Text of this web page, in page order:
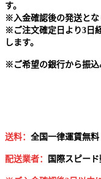
す。
※ 入金確認後の発送とな
※ ご注文確定日より3日
します。
※ ご希望の銀行から振込
送料： 全国一律運賃無料
配送業者： 国 際スピー